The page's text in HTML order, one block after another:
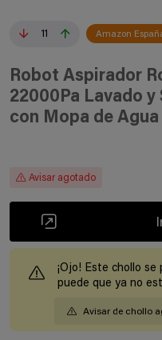
11 Amazon
Robot Aspirador
22000Pa Lavado
con Mopa de
Avisar agotado
¡Ojo! Este chollo se
puede que ya no
Avisar de chollo